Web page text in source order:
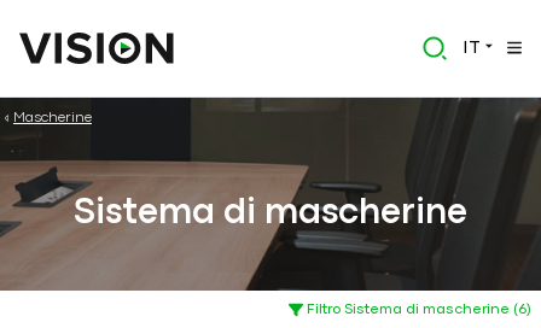
IT
Mascherine
Sistema di mascherine
Filtro Sistema di mascherine (6)